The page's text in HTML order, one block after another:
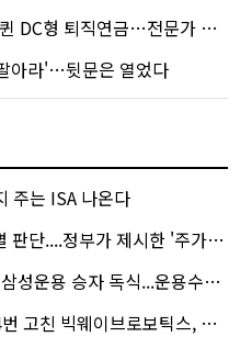
형 퇴직연금…전문가 조언은
아라'…뒷문은 열었다
주는 ISA 나온다
부가 제시한 '주가 누르기' 방지법
자 독식...운용수익 미래에셋의 6배
빅웨이브로보틱스, 수요예측